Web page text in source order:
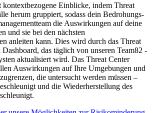
Einblicke, indem Threat
herum gruppiert, sodass dein Bedrohungs-
die Auswirkungen auf deine
und sie bei den nächsten
anleiten kann. Dies wird durch das Threat
das täglich von unseren Team82 -
aktualisiert wird. Das Threat Center
Auswirkungen auf Ihre Umgebungen und
die untersucht werden müssen –
und die Wiederherstellung des